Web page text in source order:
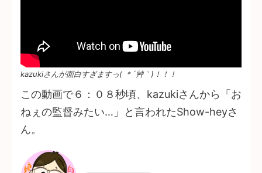
kazukiさんが面白すぎますっ( ＊´艸｀)！！！
この動画で６：０８秒頃、kazukiさんから「お
ねぇの監督みたい…」と言われたShow-heyさ
ん。